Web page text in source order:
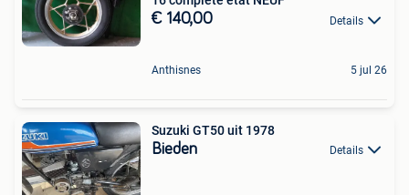
€ 140,00 Details
Anthisnes 5 jul 26
Suzuki GT50 uit 1978
Bieden Details